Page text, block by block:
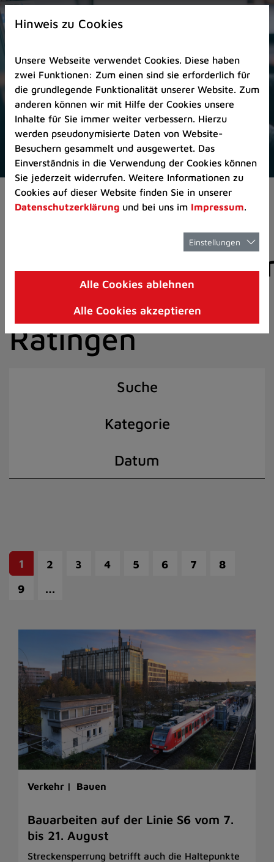
Zur
Startseite
Zum
Seitenanfang
springen
(Schnelltaste
A)
Zur
Navigation/Menü
springen
(Schnelltaste
M)
Zur
8)
I)
Aktuelles Pressemitteilungen
der Stadt
Ratingen
Suche
Kategorie
Datum
1 2 3 4 5 6 7
8
9
…
Verkehr | Bauen
Bauarbeiten auf der Linie S6 vom 7.
bis 21. August
Streckensperrung betrifft auch die Haltepunkte
Hinweis zu Cookies
Unsere Webseite verwendet Cookies. Diese haben
zwei Funktionen: Zum einen sind sie erforderlich für
die grundlegende Funktionalität unserer Website. Zum
anderen können wir mit Hilfe der Cookies unsere
Inhalte für Sie immer weiter verbessern. Hierzu
werden pseudonymisierte Daten von Website-
Besuchern gesammelt und ausgewertet. Das
Einverständnis in die Verwendung der Cookies können
Sie jederzeit widerrufen. Weitere Informationen zu
Cookies auf dieser Website finden Sie in unserer
Datenschutzerklärung und bei uns im Impressum.
Einstellungen
Alle Cookies ablehnen
Alle Cookies akzeptieren